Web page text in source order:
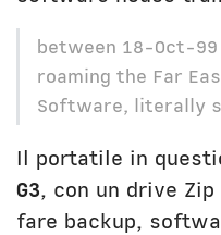
between 18-Oct-
roaming the Far
Software, literally
Il portatile in
G3, con un drive
fare backup,